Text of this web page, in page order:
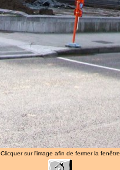
Clicquer sur l'image afin de fermer la fenêtre